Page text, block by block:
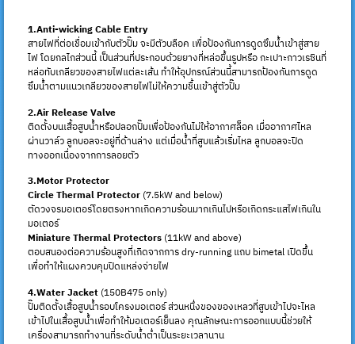
1.Anti-wicking Cable Entry
สายไฟที่ต่อเชื่อมเข้ากับตัวปั๊ม จะมีตัวบลือค เพื่อป้องกันการดูดซึมน้ำเข้าสู่สาย
ไฟ โดยกลไกส่วนนี้ เป็นส่วนที่ประกอบด้วยยางที่หล่อขึ้นรูปหรือ กะเปาะกาวเรซินที่
หล่อทับเกลียวของสายไฟแต่ละเส้น ทำให้อุปกรณ์ส่วนนี้สามารถป้องกันการดูด
ซึมน้ำตามแนวเกลียวของสายไฟไม่ให้ความชื้นเข้าสู่ตัวปั๊ม
2.Air Release Valve
ติดตั้งบนเสื้อสูบน้ำหรือปลอกปั๊มเพื่อป้องกันไม่ให้อากาศล็อค เมื่ออากาศไหล
ผ่านวาล์ว ลูกบอลจะอยู่ที่ด้านล่าง แต่เมื่อน้ำที่สูบแล้วเริ่มไหล ลูกบอลจะปิด
ทางออกเนื่องจากการลอยตัว
3.Motor Protector
Circle Thermal Protector (7.5kW and below)
ตัดวงจรมอเตอร์โดยตรงหากเกิดความร้อนมากเกินไปหรือเกิดกระแสไฟเกินใน
มอเตอร์
Miniature Thermal Protectors (11kW and above)
ตอบสนองต่อความร้อนสูงที่เกิดจากการ dry-running แถบ bimetal เปิดขึ้น
เพื่อทำให้แผงควบคุมปิดแหล่งจ่ายไฟ
4.Water Jacket (150B475 only)
ปั๊มติดตั้งเสื้อสูบน้ำรอบโครงมอเตอร์ ส่วนหนึ่งของของเหลวที่สูบเข้าไปจะไหล
เข้าไปในเสื้อสูบน้ำเพื่อทำให้มอเตอร์เย็นลง คุณลักษณะการออกแบบนี้ช่วยให้
เครื่องสามารถทำงานที่ระดับน้ำต่ำเป็นระยะเวลานาน